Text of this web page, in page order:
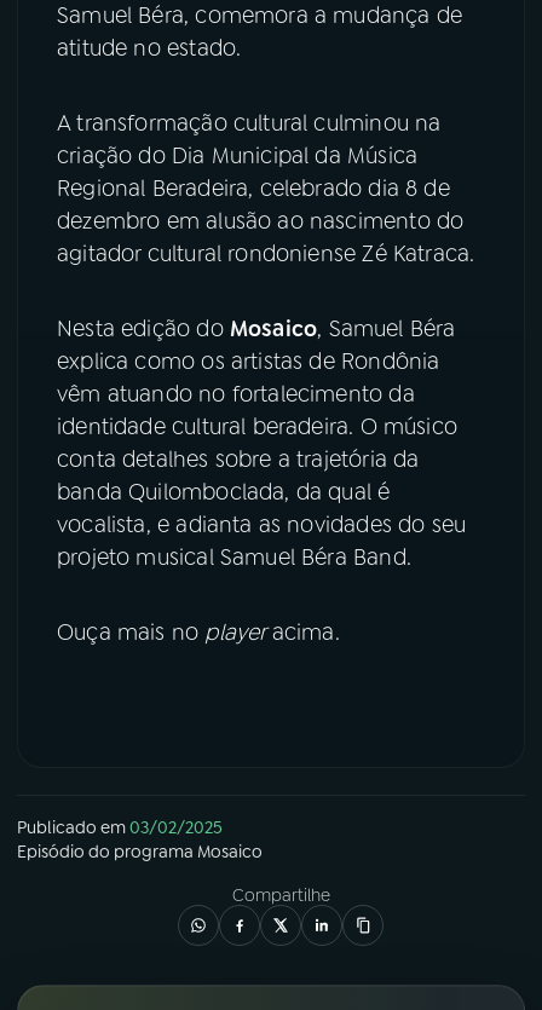
Samuel Béra, comemora a mudança de
atitude no estado.
A transformação cultural culminou na
criação do Dia Municipal da Música
Regional Beradeira, celebrado dia 8 de
dezembro em alusão ao nascimento do
agitador cultural rondoniense Zé Katraca.
Nesta edição do Mosaico, Samuel Béra
explica como os artistas de Rondônia
vêm atuando no fortalecimento da
identidade cultural beradeira. O músico
conta detalhes sobre a trajetória da
banda Quilomboclada, da qual é
vocalista, e adianta as novidades do seu
projeto musical Samuel Béra Band.
Ouça mais no playeracima.
Publicado em03/02/2025
Episódio do programa Mosaico
Compartilhe